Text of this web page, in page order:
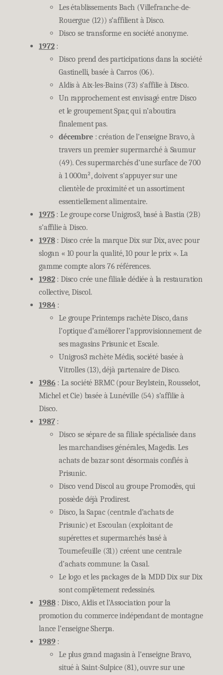
Les établissements Bach (Villefranche-de-
Rouergue (12)) s’affilient à Disco.
Disco se transforme en société anonyme.
1972:
Disco prend des participations dans la société
Gastinelli, basée à Carros (06).
Aldis à Aix-les-Bains (73) s’affilie à Disco.
Un rapprochement est envisagé entre Disco
et le groupement Spar, qui n’aboutira
finalement pas.
décembre : création de l’enseigne Bravo, à
travers un premier supermarché à Saumur
(49). Ces supermarchés d’une surface de 700
à 1 000m², doivent s’appuyer sur une
clientèle de proximité et un assortiment
essentiellement alimentaire.
1975: Le groupe corse Unigros3, basé à Bastia (2B)
s’affilie à Disco.
1978: Disco crée la marque Dix sur Dix, avec pour
slogan « 10 pour la qualité, 10 pour le prix ». La
gamme compte alors 76 références.
1982: Disco crée une filiale dédiée à la restauration
collective, Discol.
1984:
Le groupe Printemps rachète Disco, dans
l’optique d’améliorer l’approvisionnement de
ses magasins Prisunic et Escale.
Unigros3 rachète Médis, société basée à
Vitrolles (13), déjà partenaire de Disco.
1986 : La société BRMC (pour Beylstein, Rousselot,
Michel et Cie) basée à Lunéville (54) s’affilie à
Disco.
1987:
Disco se sépare de sa filiale spécialisée dans
les marchandises générales, Magedis. Les
achats de bazar sont désormais confiés à
Prisunic.
Disco vend Discol au groupe Promodès, qui
possède déjà Prodirest.
Disco, la Sapac (centrale d’achats de
Prisunic) et Escoulan (exploitant de
supérettes et supermarchés basé à
Tournefeuille (31)) créent une centrale
d’achats commune: la Casal.
Le logo et les packages de la MDD Dix sur Dix
sont complètement redessinés.
1988: Disco, Aldis et l’Association pour la
promotion du commerce indépendant de montagne
lance l’enseigne Sherpa.
1989 :
Le plus grand magasin à l’enseigne Bravo,
situé à Saint-Sulpice (81), ouvre sur une